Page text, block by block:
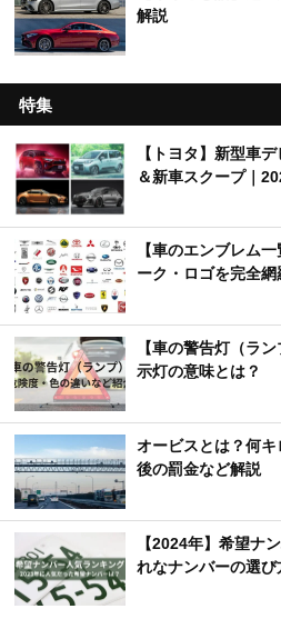
解説
特集
【トヨタ】新型車
＆新車スクープ｜
【車のエンブレム
ーク・ロゴを完全網
【車の警告灯（ラ
示灯の意味とは？
オービスとは？何
後の罰金など解説
【2024年】希望ナ
れなナンバーの選び